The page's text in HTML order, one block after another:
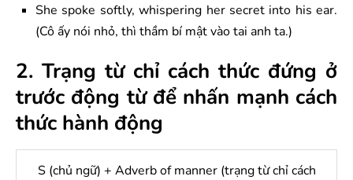
She spoke softly, whispering her secret into his ear.
(Cô ấy nói nhỏ, thì thầm bí mật vào tai anh ta.)
2. Trạng từ chỉ cách thức đứng ở
trước động từ để nhấn mạnh cách
thức hành động
S (chủ ngữ) + Adverb of manner (trạng từ chỉ cách